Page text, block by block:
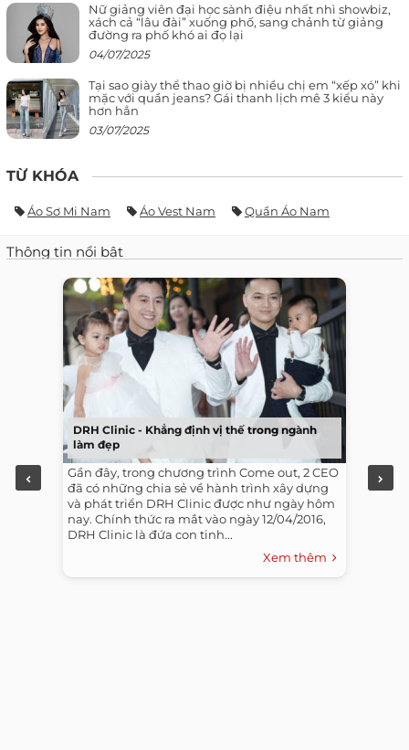
Nữ giảng viên đại học sành điệu nhất nhì showbiz,
xách cả “lâu đài” xuống phố, sang chảnh từ giảng
đường ra phố khó ai đọ lại
04/07/2025
Tại sao giày thể thao giờ bị nhiều chị em “xếp xó” khi
mặc với quần jeans? Gái thanh lịch mê 3 kiểu này
hơn hẳn
03/07/2025
TỪ KHÓA
Áo Sơ Mi Nam Áo Vest Nam Quần Áo Nam
Thông tin nổi bật
DRH Clinic - Khẳng định vị thế trong ngành
làm đẹp
Gần đây, trong chương trình Come out, 2 CEO
đã có những chia sẻ về hành trình xây dựng
và phát triển DRH Clinic được như ngày hôm
nay. Chính thức ra mắt vào ngày 12/04/2016,
DRH Clinic là đứa con tinh...
Xem thêm